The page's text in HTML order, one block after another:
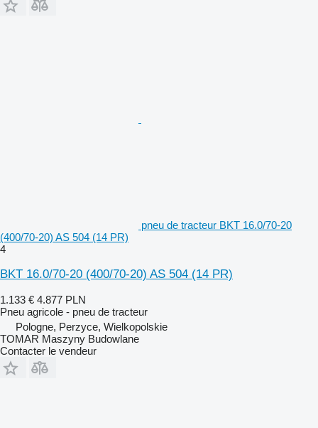
pneu de tracteur BKT 16.0/70-20
(400/70-20) AS 504 (14 PR)
4
BKT 16.0/70-20 (400/70-20) AS 504 (14 PR)
1.133 € 4.877 PLN
Pneu agricole - pneu de tracteur
Pologne, Perzyce, Wielkopolskie
TOMAR Maszyny Budowlane
Contacter le vendeur